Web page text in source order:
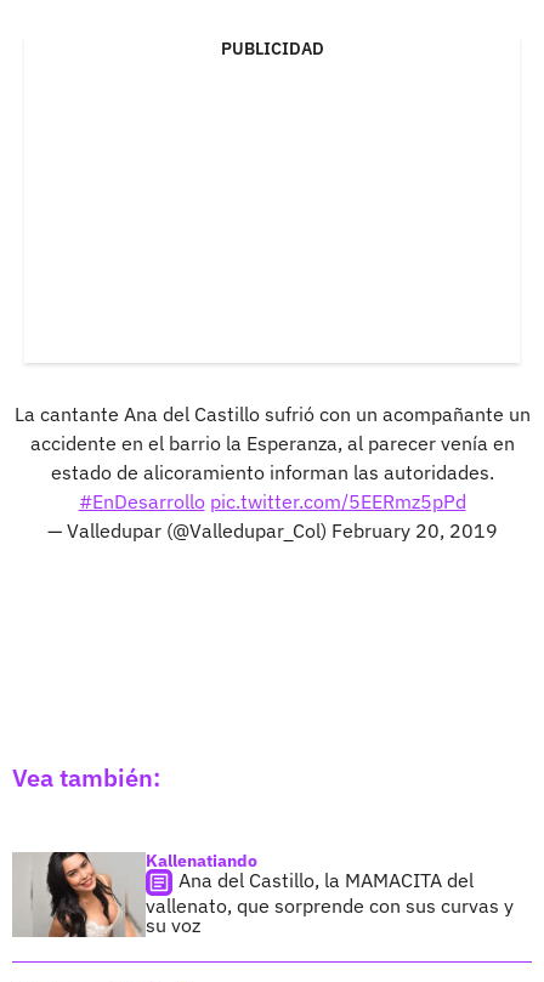
PUBLICIDAD
La cantante Ana del Castillo sufrió con un acompañante un
accidente en el barrio la Esperanza, al parecer venía en
estado de alicoramiento informan las autoridades.
#EnDesarrollo pic.twitter.com/5EERmz5pPd
— Valledupar (@Valledupar_Col) February 20, 2019
Vea también:
Kallenatiando
Ana del Castillo, la MAMACITA del
vallenato, que sorprende con sus curvas y
su voz